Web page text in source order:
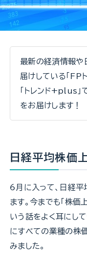
最新の経済情報や
届けしている「FPト
「トレンド+plus
をお届けします！
日経平均株価
6月に入って、日経
ます。今までも「株価
いう話をよく耳にし
にすべての業種の株
みました。